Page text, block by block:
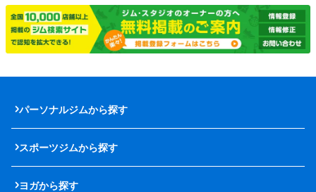
パーソナルジムから探す
スポーツジムから探す
ヨガから探す